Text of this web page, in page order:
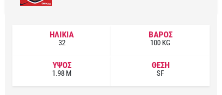
ΗΛΙΚΙΑ
32
ΒΑΡΟΣ
100 KG
ΥΨΟΣ
1.98 M
ΘΕΣΗ
SF